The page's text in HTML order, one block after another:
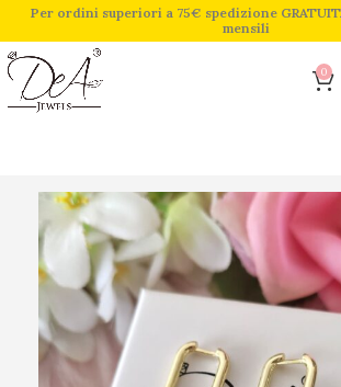
Per ordini superiori a 75€ spedizione
mensili
0